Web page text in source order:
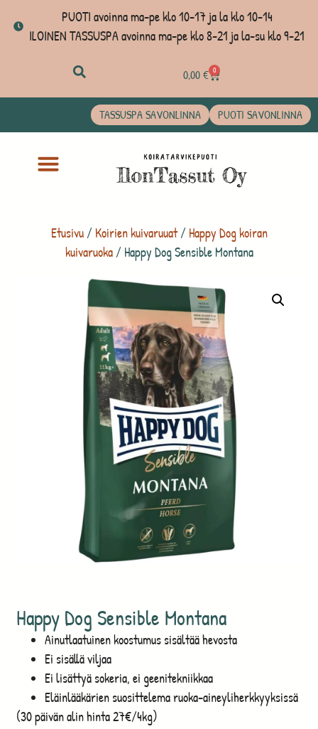
PUOTI avoinna ma-pe klo 10-17 ja la klo 10-14
ILOINEN TASSUSPA avoinna ma-pe klo 8-21 ja la-su klo 9-21
0,00€ 0
TASSUSPA SAVONLINNA PUOTI SAVONLINNA
Etusivu/Koirien kuivaruuat/ Happy Dog koiran
kuivaruoka/ Happy Dog Sensible Montana
Happy Dog Sensible Montana
Ainutlaatuinen koostumus sisältää hevosta
Ei sisällä viljaa
Ei lisättyä sokeria, ei geenitekniikkaa
Eläinlääkärien suosittelema ruoka-aineyliherkkyyksissä
(30 päivän alin hinta 27€/4kg)